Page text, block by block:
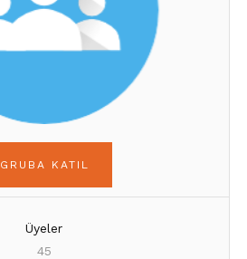
GRUBA KATIL
Üyeler
45